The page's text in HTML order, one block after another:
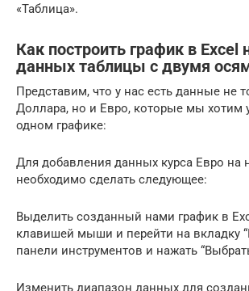
«Таблица».
Как построить график в Excel
данных таблицы с двумя
Представим, что у нас есть данные не
Доллара, но и Евро, которые мы хотим
одном графике:
Для добавления данных курса Евро на
необходимо сделать следующее:
Выделить созданный нами график в
клавишей мыши и перейти на вкладку
панели инструментов и нажать
Изменить диапазон данных для